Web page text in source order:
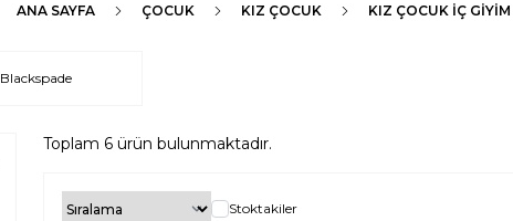
ANA SAYFA ÇOCUK KIZ ÇOCUK KIZ ÇOCUK İÇ GIYIM
Blackspade
Toplam 6 ürün bulunmaktadır.
Stoktakiler